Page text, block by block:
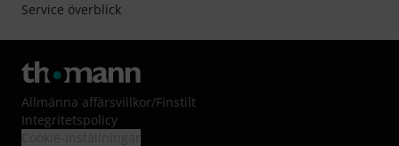
Service överblick
Allmänna affärsvillkor/Finstilt
Integritetspolicy